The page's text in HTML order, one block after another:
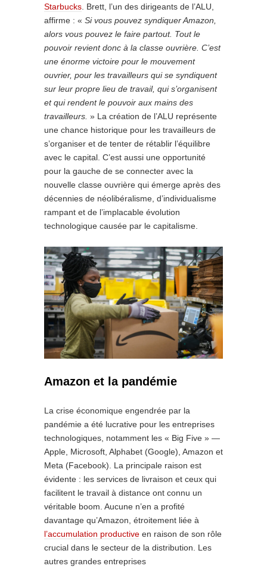
Starbucks . Brett, l’un des dirigeants de l’ALU,
affirme : « Si vous pouvez syndiquer Amazon,
alors vous pouvez le faire partout. Tout le
pouvoir revient donc à la classe ouvrière. C’est
une énorme victoire pour le mouvement
ouvrier, pour les travailleurs qui se syndiquent
sur leur propre lieu de travail, qui s’organisent
et qui rendent le pouvoir aux mains des
travailleurs. » La création de l’ALU représente
une chance historique pour les travailleurs de
s’organiser et de tenter de rétablir l’équilibre
avec le capital. C’est aussi une opportunité
pour la gauche de se connecter avec la
nouvelle classe ouvrière qui émerge après des
décennies de néolibéralisme, d’individualisme
rampant et de l’implacable évolution
technologique causée par le capitalisme.
Amazon et la pandémie
La crise économique engendrée par la
pandémie a été lucrative pour les entreprises
technologiques, notamment les « Big Five » —
Apple, Microsoft, Alphabet (Google), Amazon et
Meta (Facebook). La principale raison est
évidente : les services de livraison et ceux qui
facilitent le travail à distance ont connu un
véritable boom. Aucune n’en a profité
davantage qu’Amazon, étroitement liée à
l’accumulation productive en raison de son rôle
crucial dans le secteur de la distribution. Les
autres grandes entreprises